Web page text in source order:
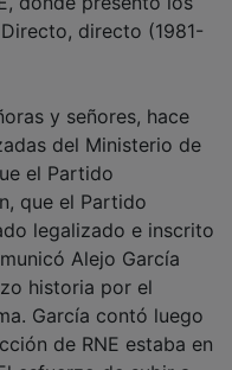
directo (1981-
del Ministerio de
el Partido
que el Partido
legalizado e inscrito
Alejo García
historia por el
García contó luego
de RNE estaba en
esfuerzo de subir a